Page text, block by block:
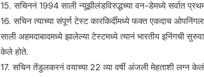
15. सचिननं 1994 साली न्यूझीलंडविरुद्धच्या वन-डेमध्ये सर्वात
16. सचिन त्याच्या संपूर्ण टेस्ट कारकिर्दीमध्ये फक्त एकदाच
साली अहमदाबादमध्ये झालेल्या टेस्टमध्ये त्यानं भारतीय इनिंगची
केले होते.
17. सचिन तेंडुलकरनं वयाच्या 22 व्या वर्षी अंजली मेहताशी लग्न